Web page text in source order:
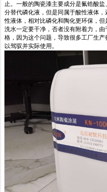
止。一般的陶瓷漆主要成分是氟锆酸
分替代磷化液，但是同属于酸性液体
性液体，相对比磷化和陶化更环保，
洗水一定要干净，否者没有附着力，
格，因为这个问题，导致很多工厂生
以驾驭并实际使用。